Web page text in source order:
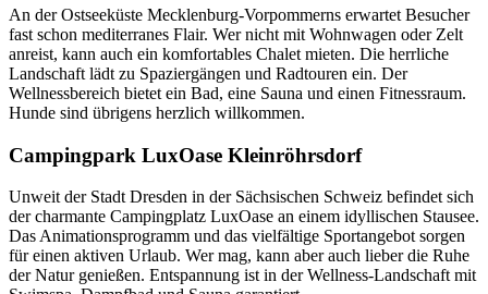
An der Ostseeküste Mecklenburg-Vorpommerns erwartet Besucher
fast schon mediterranes Flair. Wer nicht mit Wohnwagen oder Zelt
anreist, kann auch ein komfortables Chalet mieten. Die herrliche
Landschaft lädt zu Spaziergängen und Radtouren ein. Der
Wellnessbereich bietet ein Bad, eine Sauna und einen Fitnessraum.
Hunde sind übrigens herzlich willkommen.
Campingpark LuxOase Kleinröhrsdorf
Unweit der Stadt Dresden in der Sächsischen Schweiz befindet sich
der charmante Campingplatz LuxOase an einem idyllischen Stausee.
Das Animationsprogramm und das vielfältige Sportangebot sorgen
für einen aktiven Urlaub. Wer mag, kann aber auch lieber die Ruhe
der Natur genießen. Entspannung ist in der Wellness-Landschaft mit